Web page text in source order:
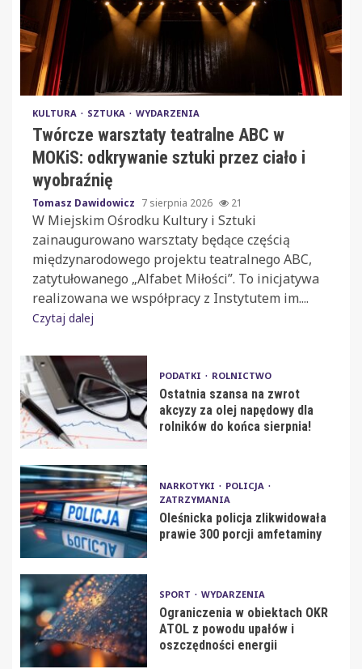
KULTURA SZTUKA WYDARZENIA
Twórcze warsztaty teatralne ABC w
MOKiS: odkrywanie sztuki przez ciało i
wyobraźnię
Tomasz Dawidowicz 7 sierpnia 2026 21
W Miejskim Ośrodku Kultury i Sztuki
zainaugurowano warsztaty będące częścią
międzynarodowego projektu teatralnego ABC,
zatytułowanego „Alfabet Miłości”. To inicjatywa
realizowana we współpracy z Instytutem im....
Czytaj dalej
PODATKI ROLNICTWO
Ostatnia szansa na zwrot
akcyzy za olej napędowy dla
rolników do końca sierpnia!
NARKOTYKI
POLICJA
ZATRZYMANIA
Oleśnicka policja zlikwidowała
prawie 300 porcji amfetaminy
SPORT WYDARZENIA
Ograniczenia w obiektach OKR
ATOL z powodu upałów i
oszczędności energii